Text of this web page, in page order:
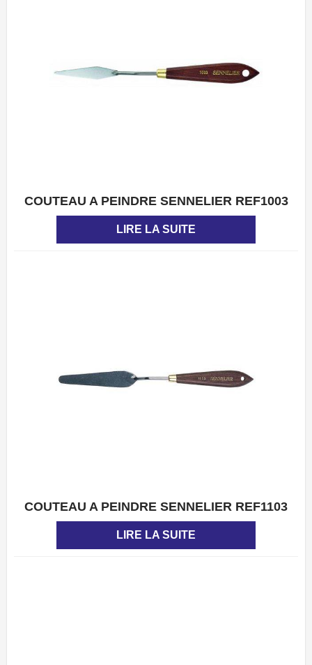
APERÇU
COUTEAU A PEINDRE SENNELIER REF1003
LIRE LA SUITE
APERÇU
COUTEAU A PEINDRE SENNELIER REF1103
LIRE LA SUITE